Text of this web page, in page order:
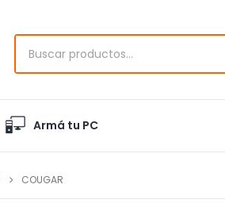
Armá tu PC
COUGAR